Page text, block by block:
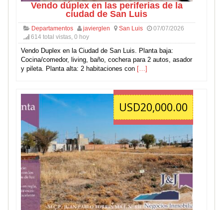
Vendo dúplex en las periferias de la
ciudad de San Luis
Departamentos javierglen San Luis
07/07/2026
614 total vistas, 0 hoy
Vendo Duplex en la Ciudad de San Luis. Planta baja:
Cocina/comedor, living, baño, cochera para 2 autos, asador
y pileta. Planta alta: 2 habitaciones con […]
USD20,000.00